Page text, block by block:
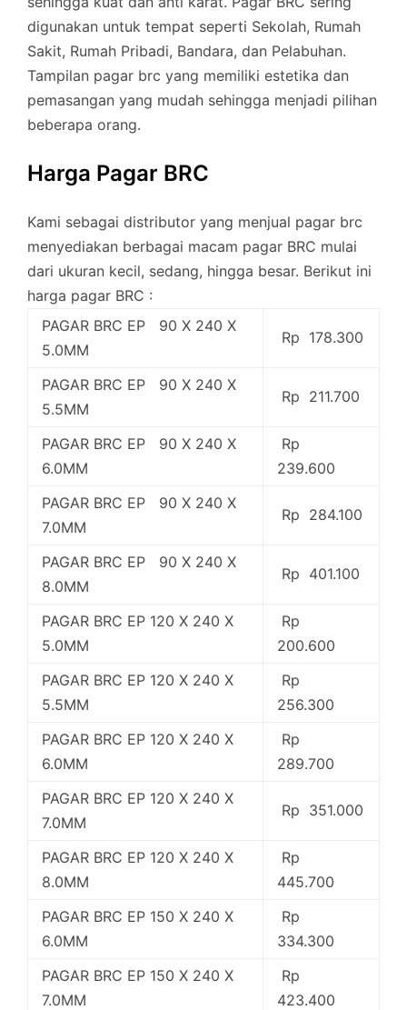
digunakan untuk tempat seperti Sekolah, Rumah
Sakit, Rumah Pribadi, Bandara, dan Pelabuhan.
Tampilan pagar brc yang memiliki estetika dan
pemasangan yang mudah sehingga menjadi pilihan
beberapa orang.
Harga Pagar BRC
Kami sebagai distributor yang menjual pagar brc
menyediakan berbagai macam pagar BRC mulai
dari ukuran kecil, sedang, hingga besar. Berikut ini
harga pagar BRC :
PAGAR BRC EP 90 X 240 X
5.0MM
Rp 178.300
PAGAR BRC EP 90 X 240 X
5.5MM
Rp 211.700
PAGAR BRC EP 90 X 240 X
6.0MM
Rp
239.600
PAGAR BRC EP 90 X 240 X
7.0MM
Rp 284.100
PAGAR BRC EP 90 X 240 X
8.0MM
Rp 401.100
PAGAR BRC EP 120 X 240 X
5.0MM
Rp
200.600
PAGAR BRC EP 120 X 240 X
5.5MM
Rp
256.300
PAGAR BRC EP 120 X 240 X
6.0MM
Rp
289.700
PAGAR BRC EP 120 X 240 X
7.0MM
Rp 351.000
PAGAR BRC EP 120 X 240 X
8.0MM
Rp
445.700
PAGAR BRC EP 150 X 240 X
6.0MM
Rp
334.300
PAGAR BRC EP 150 X 240 X
7.0MM
Rp
423.400